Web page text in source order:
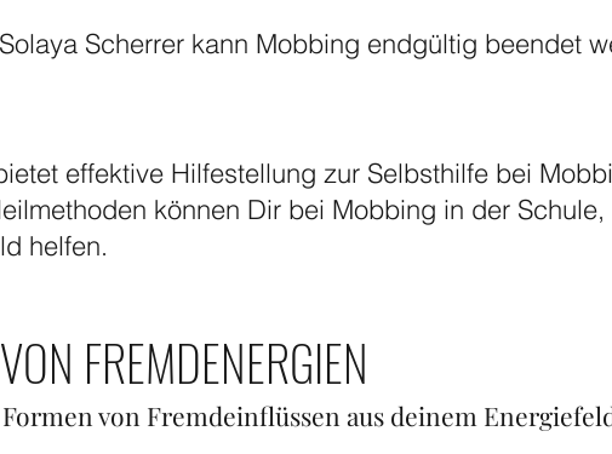
Scherrer kann Mobbing endgültig beendet
effektive Hilfestellung zur Selbsthilfe bei
können Dir bei Mobbing in der
helfen.
FREMDENERGIEN
von Fremdeinflüssen aus deinem